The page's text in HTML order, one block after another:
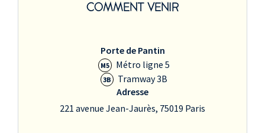
COMMENT VENIR
Porte de Pantin
M5 Métro ligne 5
3B
Tramway 3B
Adresse
221 avenue Jean-Jaurès, 75019 Paris